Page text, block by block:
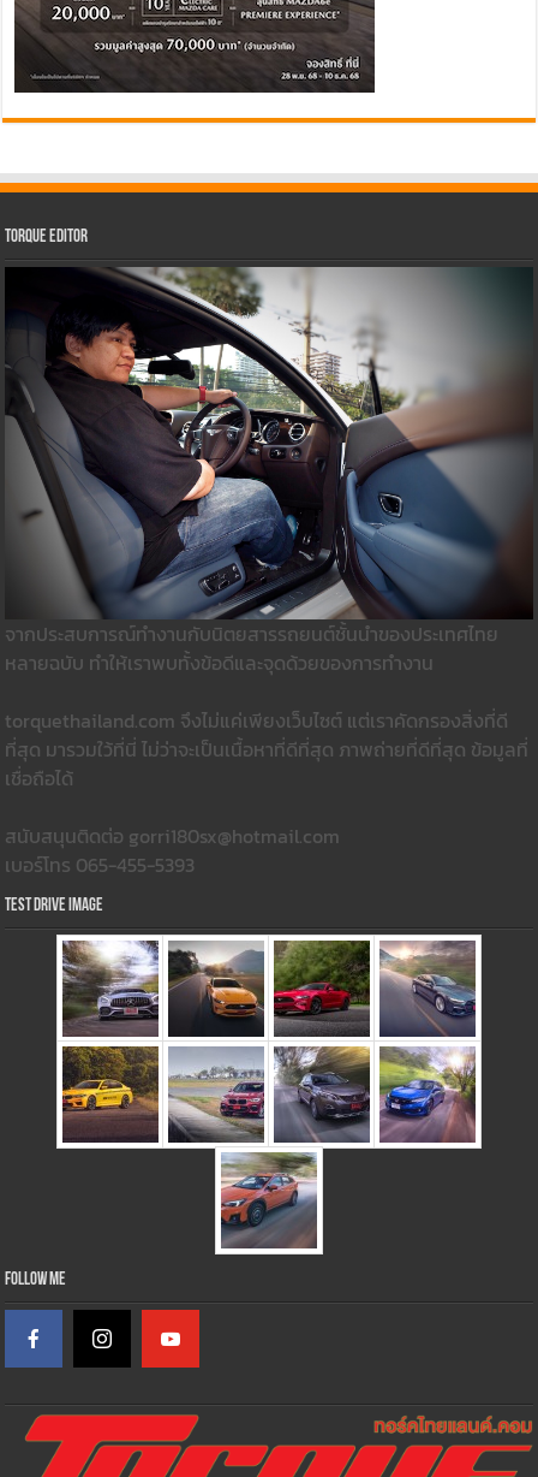
Torque Editor
จากประสบการณ์ทำงานกับนิตยสารรถยนต์ชั้นนำของประเทศไทย
หลายฉบับ ทำให้เราพบทั้งข้อดีและจุดด้วยของการทำงาน
torquethailand.com จึงไม่แค่เพียงเว็บไซต์ แต่เราคัดกรองสิ่งที่ดี
ที่สุด มารวมใว้ที่นี่ ไม่ว่าจะเป็นเนื้อหาที่ดีที่สุด ภาพถ่ายที่ดีที่สุด ข้อมูลที่
เชื่อถือได้
สนับสนุนติดต่อ gorri180sx@hotmail.com
เบอร์โทร 065-455-5393
Test Drive Image
Follow Me